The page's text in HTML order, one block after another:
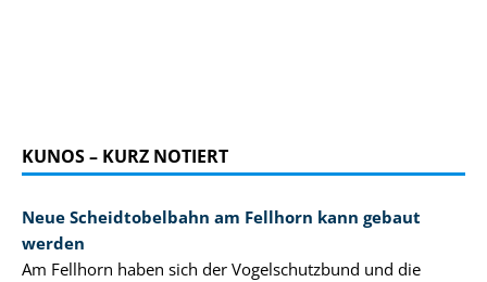
KUNOS – KURZ NOTIERT
Neue Scheidtobelbahn am Fellhorn kann gebaut
werden
Am Fellhorn haben sich der Vogelschutzbund und die